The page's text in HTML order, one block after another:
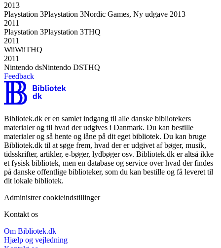
2013
Playstation 3Playstation 3Nordic Games, Ny udgave 2013
2011
Playstation 3Playstation 3THQ
2011
WiiWiiTHQ
2011
Nintendo dsNintendo DSTHQ
Feedback
Bibliotek.dk er en samlet indgang til alle danske bibliotekers
materialer og til hvad der udgives i Danmark. Du kan bestille
materialer og så hente og låne på dit eget bibliotek. Du kan bruge
Bibliotek.dk til at søge frem, hvad der er udgivet af bøger, musik,
tidsskrifter, artikler, e-bøger, lydbøger osv. Bibliotek.dk er altså ikke
et fysisk bibliotek, men en database og service over hvad der findes
på danske offentlige biblioteker, som du kan bestille og få leveret til
dit lokale bibliotek.
Administrer cookieindstillinger
Kontakt os
Om Bibliotek.dk
Hjælp og vejledning